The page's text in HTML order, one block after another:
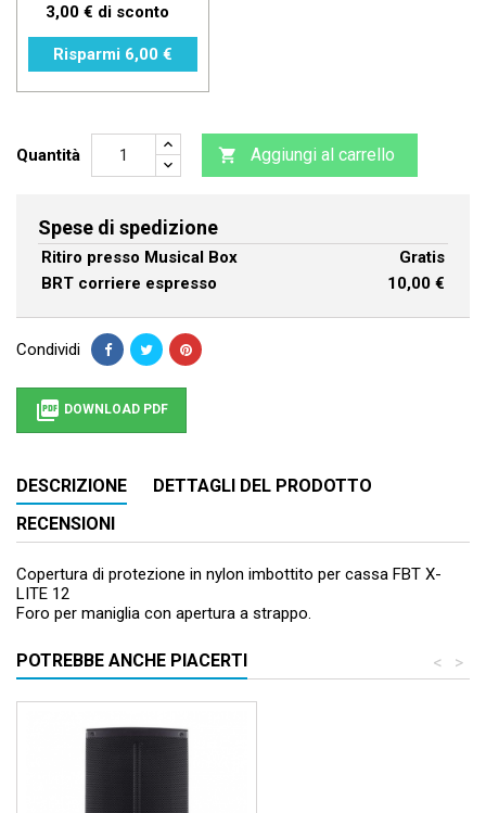
3,00 € di sconto
Risparmi 6,00 €
Quantità  Aggiungi al carrello
Spese di spedizione
Ritiro presso Musical Box
Gratis
BRT corriere espresso
10,00 €
Condividi
 DOWNLOAD PDF
DESCRIZIONE
DETTAGLI DEL PRODOTTO
RECENSIONI
Copertura di protezione in nylon imbottito per cassa FBT X-
LITE 12
Foro per maniglia con apertura a strappo.
POTREBBE ANCHE PIACERTI >
<